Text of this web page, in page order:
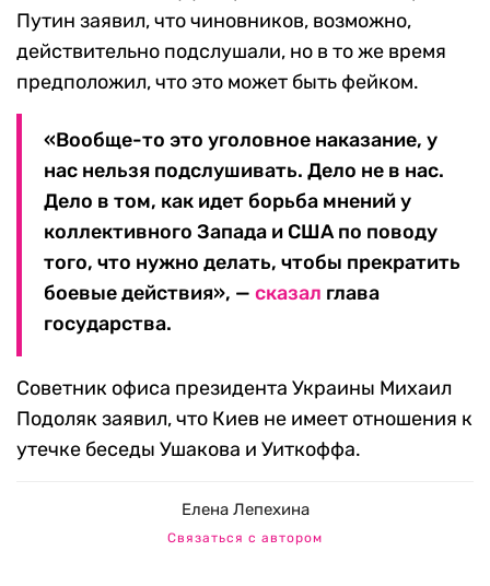
Путин заявил, что чиновников, возможно,
действительно подслушали, но в то же время
предположил, что это может быть фейком.
«Вообще-то это уголовное наказание, у
нас нельзя подслушивать. Дело не в нас.
Дело в том, как идет борьба мнений у
коллективного Запада и США по поводу
того, что нужно делать, чтобы прекратить
боевые действия», — сказал глава
государства.
Советник офиса президента Украины Михаил
Подоляк заявил, что Киев не имеет отношения к
утечке беседы Ушакова и Уиткоффа.
Елена Лепехина
Связаться с автором